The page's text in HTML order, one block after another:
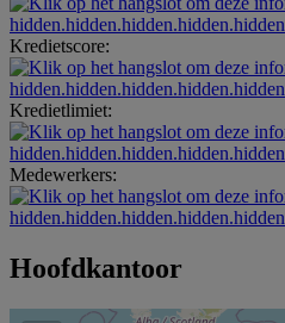
hidden.hidden.hidden.hidden.hidden
Kredietscore:
hidden.hidden.hidden.hidden.hidden
Kredietlimiet:
hidden.hidden.hidden.hidden.hidden
Medewerkers:
hidden.hidden.hidden.hidden.hidden
Hoofdkantoor